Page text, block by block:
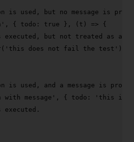
is used, but no message is
, { todo : true }, ( t ) => {
executed, but not treated as a
( 'this does not fail the test' );
is used, and a message is
message' , { todo :
'this is